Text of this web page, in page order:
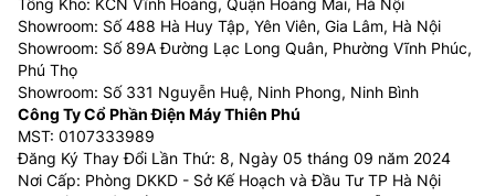
Tổng Kho: KCN Vĩnh Hoàng, Quận Hoàng Mai, Hà Nội
Showroom: Số 488 Hà Huy Tập, Yên Viên, Gia Lâm, Hà Nội
Showroom: Số 89A Đường Lạc Long Quân, Phường Vĩnh Phúc,
Phú Thọ
Showroom: Số 331 Nguyễn Huệ, Ninh Phong, Ninh Bình
Công Ty Cổ Phần Điện Máy Thiên Phú
MST: 0107333989
Đăng Ký Thay Đổi Lần Thứ: 8, Ngày 05 tháng 09 năm 2024
Nơi Cấp: Phòng DKKD - Sở Kế Hoạch và Đầu Tư TP Hà Nội